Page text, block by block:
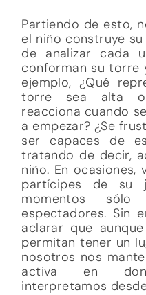
Partiendo de esto,
el niño construye
de analizar cada
conforman su torre
ejemplo, ¿Qué
torre sea alta o
reacciona cuando
a empezar? ¿Se
ser capaces de
tratando de decir,
niño. En ocasiones,
partícipes de su
momentos
espectadores. Sin
aclarar que
permitan tener un
nosotros nos
activa en
interpretamos